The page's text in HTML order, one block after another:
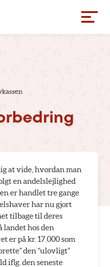
at vide, hvordan man
en andelslejlighed
er handlet tre gange
har nu gjort
tilbage til deres
landet hos den
er på kr. 17.000 som
den “ulovligt”
iflg. den seneste